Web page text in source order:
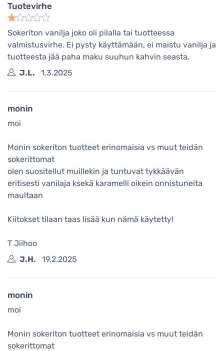
Tuotevirhe
Sokeriton vanilja joko oli pilalla tai tuotteessa
valmistusvirhe. Ei pysty käyttämään, ei maistu vanilja ja
tuotteesta jää paha maku suuhun kahvin seasta.
J.L.
1.3.2025
monin
moi
Monin sokeriton tuotteet erinomaisia vs muut teidän
sokerittomat
olen suositellut muillekin ja tuntuvat tykkäävän
eritisesti vanilaja ksekä karamelli oikein onnistuneita
maultaan
Kiitokset tilaan taas lisää kun nämä käytetty!
T Jiihoo
J.H.
19.2.2025
monin
moi
Monin sokeriton tuotteet erinomaisia vs muut teidän
sokerittomat